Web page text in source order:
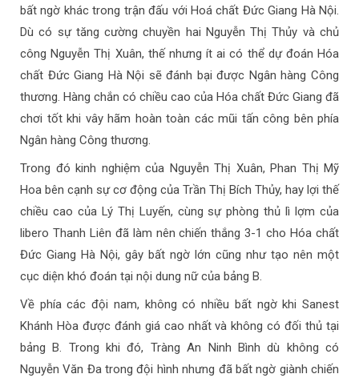
bất ngờ khác trong trận đấu với Hoá chất Đức Giang Hà Nội.
Dù có sự tăng cường chuyền hai Nguyễn Thị Thủy và chủ
công Nguyễn Thị Xuân, thế nhưng ít ai có thể dự đoán Hóa
chất Đức Giang Hà Nội sẽ đánh bại được Ngân hàng Công
thương. Hàng chắn có chiều cao của Hóa chất Đức Giang đã
chơi tốt khi vây hãm hoàn toàn các mũi tấn công bên phía
Ngân hàng Công thương.
Trong đó kinh nghiệm của Nguyễn Thị Xuân, Phan Thị Mỹ
Hoa bên cạnh sự cơ động của Trần Thị Bích Thủy, hay lợi thế
chiều cao của Lý Thị Luyến, cùng sự phòng thủ lì lợm của
libero Thanh Liên đã làm nên chiến thắng 3-1 cho Hóa chất
Đức Giang Hà Nội, gây bất ngờ lớn cũng như tạo nên một
cục diện khó đoán tại nội dung nữ của bảng B.
Về phía các đội nam, không có nhiều bất ngờ khi Sanest
Khánh Hòa được đánh giá cao nhất và không có đối thủ tại
bảng B. Trong khi đó, Tràng An Ninh Bình dù không có
Nguyễn Văn Đa trong đội hình nhưng đã bất ngờ giành chiến